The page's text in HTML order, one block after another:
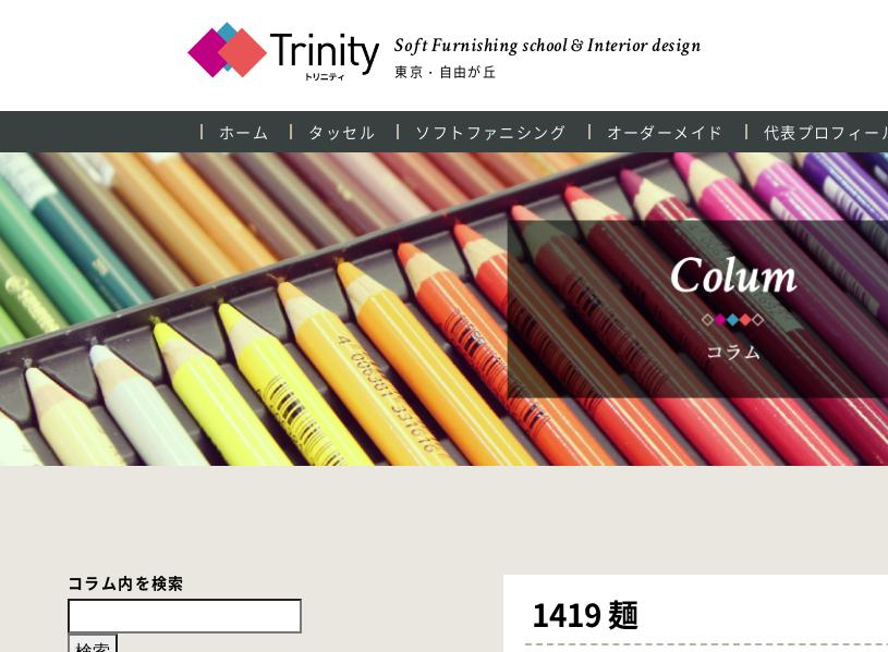
Soft Furnishing school & Interior design
東京・自由が丘
ホーム タッセル ソフトファニシング オーダーメイド 代表プロフィー
コラム内を検索
1419 麺